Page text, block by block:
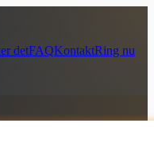
detFAQKontaktRing nu